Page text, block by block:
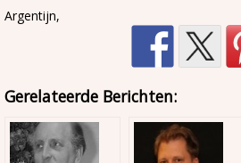
Argentijn,
Gerelateerde Berichten: